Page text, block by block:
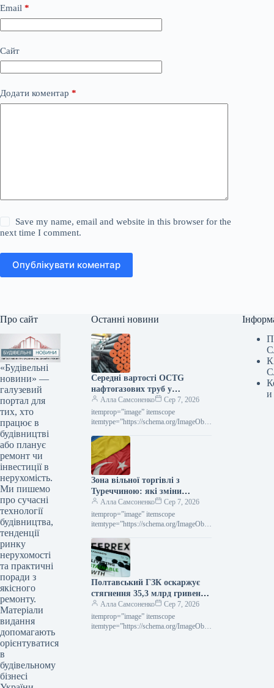
Email *
Сайт
Додати коментар *
Save my name, email and website in this browser for the
next time I comment.
Опублікувати коментар
Про сайт
«Будівельні
новини» —
галузевий
портал для
тих, хто
працює в
будівництві
або планує
ремонт чи
інвестиції в
нерухомість.
Ми пишемо
про сучасні
технології
будівництва,
тенденції
ринку
нерухомості
та практичні
поради з
якісного
ремонту.
Матеріали
видання
допомагають
орієнтуватися
в
будівельному
бізнесі
Останні новини
Середні вартості OCTG
нафтогазових труб у
Сполучених Штатах у липні
залишалися незмінними,
досягнувши позначки $2563 за
Алла Самсоненко
Сер 7, 2026
itemprop=”image” itemscope
itemtype=”https://schema.org/ImageObje
Глобальний ринок ціни на прокат
Роздрукувати 297 06 Серпня 2026
Середні ціни на нафтогазові труби…
Зона вільної торгівлі з
Туреччиною: які зміни
чекають на українське
металоведення
Алла Самсоненко
Сер 7, 2026
itemprop=”image” itemscope
itemtype=”https://schema.org/ImageObje
СтаттіІндустріяторгівляРоздрукувати
7106 Серпня 2026 ЗВТ із Туреччиною:
що зміниться для української
металопродукції Читайте на
русскомRead in…
Полтавський ГЗК оскаржує
стягнення 35,3 млрд гривень
за невиконання норм
валютного регулювання.
Алла Самсоненко
Сер 7, 2026
itemprop=”image” itemscope
itemtype=”https://schema.org/ImageObje
и